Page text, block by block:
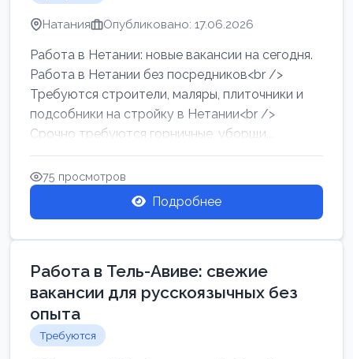
Натания Опубликовано: 17.06.2026
Работа в Нетании: новые вакансии на сегодня.
Работа в Нетании без посредников<br />
Требуются строители, маляры, плиточники и
подсобники на стройку в Нетании<br />
Срочно требуются горничные, уборщи...
75 просмотров
Подробнее
Работа в Тель-Авиве: свежие
вакансии для русскоязычных без
опыта
Требуются